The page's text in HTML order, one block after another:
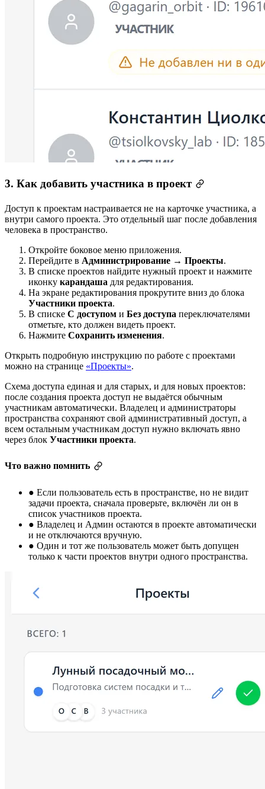
3. Как добавить участника в проект
Доступ к проектам настраивается не на карточке участника, а
внутри самого проекта. Это отдельный шаг после добавления
человека в пространство.
Откройте боковое меню приложения.
Перейдите в Администрирование → Проекты.
В списке проектов найдите нужный проект и нажмите
иконку карандаша для редактирования.
На экране редактирования прокрутите вниз до блока
Участники проекта.
В списке С доступом и Без доступа переключателями
отметьте, кто должен видеть проект.
Нажмите Сохранить изменения.
Открыть подробную инструкцию по работе с проектами
можно на странице «Проекты».
Схема доступа единая и для старых, и для новых проектов:
после создания проекта доступ не выдаётся обычным
участникам автоматически. Владелец и администраторы
пространства сохраняют свой административный доступ, а
всем остальным участникам доступ нужно включать явно
через блок Участники проекта.
Что важно помнить
● Если пользователь есть в пространстве, но не видит
задачи проекта, сначала проверьте, включён ли он в
список участников проекта.
● Владелец и Админ остаются в проекте автоматически
и не отключаются вручную.
● Один и тот же пользователь может быть допущен
только к части проектов внутри одного пространства.